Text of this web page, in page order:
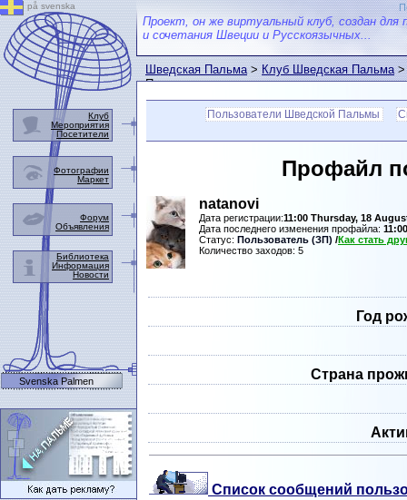
Проект, он же виртуальный клуб, создан для
и сочетания Швеции и Русскоязычных...
Шведская Пальма>Клуб Шведская Пальма>
Пальмы
Пользователи Шведской Пальмы
Профайл
natanovi
Дата регистрации:11:00 Thursday, 18
Дата последнего изменения профайла:
Статус: Пользователь (ЗП) /Как стать
Количество заходов: 5
Год
Страна
Список сообщений
på svenska
Клуб
Мероприятия
Посетители
Фотографии
Маркет
Форум
Объявления
Библиотека
Информация
Новости
Svenska Palmen